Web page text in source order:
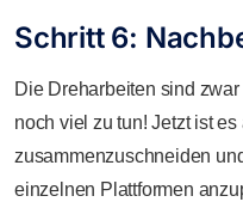
Schritt 6:
Die Dreharbeiten sind
noch viel zu tun! Jetzt ist
zusammenzuschneiden
einzelnen Plattformen